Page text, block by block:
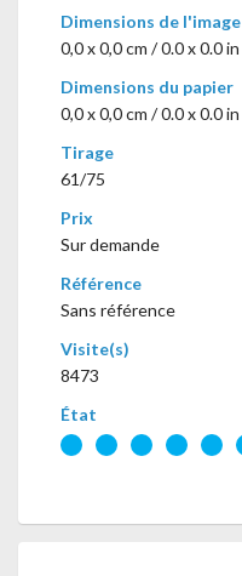
Dimensions de l'image
0,0 x 0,0 cm / 0.0 x 0.0 in
Dimensions du papier
0,0 x 0,0 cm / 0.0 x 0.0 in
Tirage
61/75
Prix
Sur demande
Référence
Sans référence
Visite(s)
8473
État